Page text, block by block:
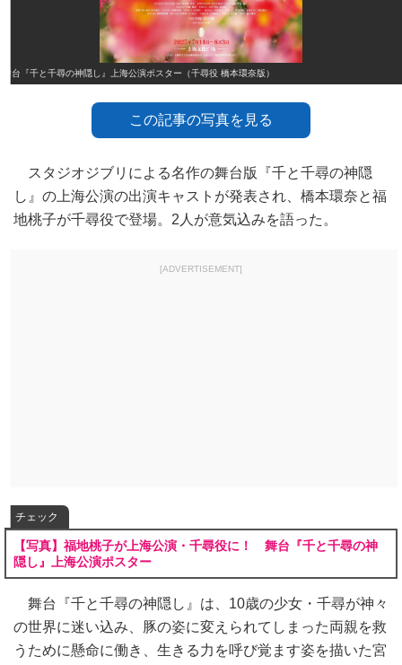
舞台『千と千尋の神隠し』上海公演ポスター（千尋役 橋本環奈版）
この記事の写真を見る
スタジオジブリによる名作の舞台版『千と千尋の神隠
し』の上海公演の出演キャストが発表され、橋本環奈と福
地桃子が千尋役で登場。2人が意気込みを語った。
[ADVERTISEMENT]
チェック
【写真】福地桃子が上海公演・千尋役に！ 舞台『千と千尋の神
隠し』上海公演ポスター
舞台『千と千尋の神隠し』は、10歳の少女・千尋が神々
の世界に迷い込み、豚の姿に変えられてしまった両親を救
うために懸命に働き、生きる力を呼び覚ます姿を描いた宮